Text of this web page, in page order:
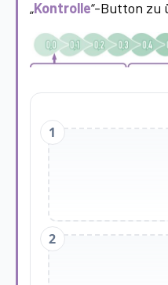
„Kontrolle“-Button zu
1
2